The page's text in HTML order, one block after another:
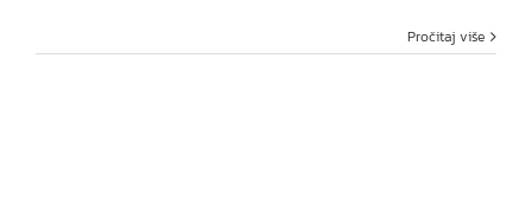
Pročitaj više